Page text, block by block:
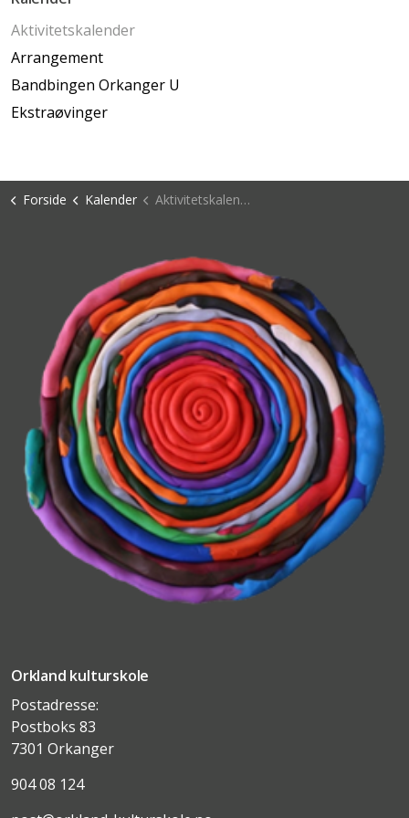
Aktivitetskalender
Arrangement
Bandbingen Orkanger U
Ekstraøvinger
Forside Kalender Aktivitetskalender
Orkland kulturskole
Postadresse:
Postboks 83
7301 Orkanger
904 08 124